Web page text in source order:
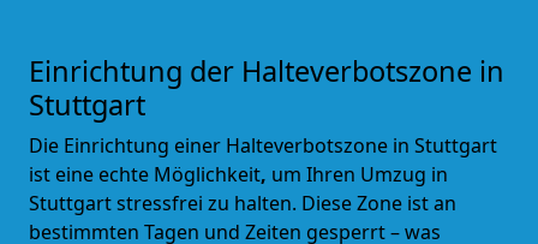
Einrichtung der Halteverbotszone in
Stuttgart
Die Einrichtung einer Halteverbotszone in Stuttgart
ist eine echte Möglichkeit, um Ihren Umzug in
Stuttgart stressfrei zu halten. Diese Zone ist an
bestimmten Tagen und Zeiten gesperrt – was